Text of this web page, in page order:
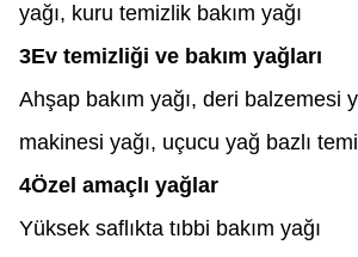
yağı, kuru temizlik bakım yağı
3Ev temizliği ve bakım yağları
Ahşap bakım yağı, deri balzemesi
makinesi yağı, uçucu yağ bazlı
4Özel amaçlı yağlar
Yüksek saflıkta tıbbi bakım yağı